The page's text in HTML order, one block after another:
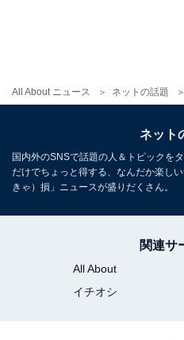
All About ニュース ネットの話題
ネット
国内外のSNSで話題の人＆トピックを
だけでちょっと得する、なんだか楽し
きゃ）損」ニュースが盛りだくさん。
関連サ
All About
イチオシ